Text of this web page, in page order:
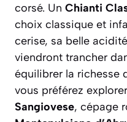
corsé. Un Chianti
choix classique et
cerise, sa belle
viendront trancher
équilibrer la richesse
vous préférez
Sangiovese, cépage